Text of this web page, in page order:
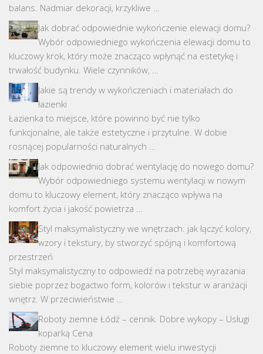
balans. Nadmiar dekoracji, krzykliwe …
Jak dobrać odpowiednie wykończenie elewacji domu?
Wybór odpowiedniego wykończenia elewacji domu to
kluczowy krok, który może znacząco wpłynąć na estetykę i
trwałość budynku. Wiele czynników, …
Jakie są trendy w wykończeniach i materiałach do
łazienki
Łazienka to miejsce, które powinno być nie tylko
funkcjonalne, ale także estetyczne i przytulne. W dobie
rosnącej popularności naturalnych …
Jak odpowiednio dobrać wentylację do nowego domu?
Wybór odpowiedniego systemu wentylacji w nowym
domu to kluczowy element, który znacząco wpływa na
komfort życia i jakość powietrza …
Styl maksymalistyczny we wnętrzach: jak łączyć kolory,
wzory i tekstury, by stworzyć spójną i komfortową
przestrzeń
Styl maksymalistyczny to odpowiedź na potrzebę wyrażania
siebie poprzez bogactwo form, kolorów i tekstur w aranżacji
wnętrz. W przeciwieństwie …
Roboty ziemne Łódź – cennik. Dobre wykopy – Usługi
koparką Cena
Roboty ziemne to kluczowy element wielu inwestycji